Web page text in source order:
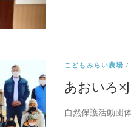
こどもみらい農場 /
あおいろ
自然保護活動団